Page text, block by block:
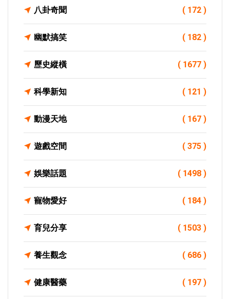
八卦奇聞 ( 172 )
幽默搞笑 ( 182 )
歷史縱橫 ( 1677 )
科學新知 ( 121 )
動漫天地 ( 167 )
遊戲空間 ( 375 )
娛樂話題 ( 1498 )
寵物愛好 ( 184 )
育兒分享 ( 1503 )
養生觀念 ( 686 )
健康醫藥 ( 197 )